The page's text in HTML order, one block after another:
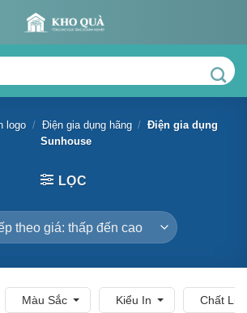
logo / Điện gia dụng hãng / Điện gia dụng
Sunhouse
LỌC
Màu Sắc Kiểu In Chất